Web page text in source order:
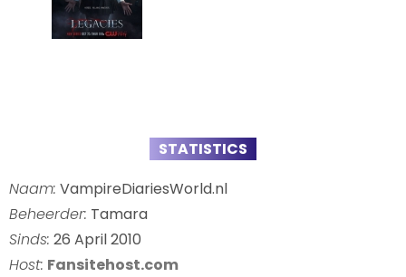
STATISTICS
Naam: VampireDiariesWorld.nl
Beheerder: Tamara
Sinds: 26 April 2010
Host: Fansitehost.com